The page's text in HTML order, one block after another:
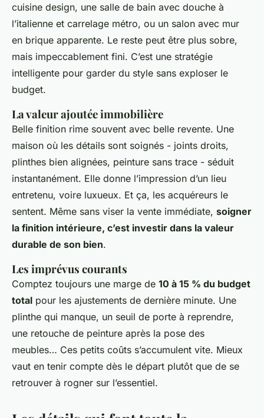
cuisine design, une salle de bain avec douche à
l’italienne et carrelage métro, ou un salon avec mur
en brique apparente. Le reste peut être plus sobre,
mais impeccablement fini. C’est une stratégie
intelligente pour garder du style sans exploser le
budget.
La valeur ajoutée immobilière
Belle finition rime souvent avec belle revente. Une
maison où les détails sont soignés - joints droits,
plinthes bien alignées, peinture sans trace - séduit
instantanément. Elle donne l’impression d’un lieu
entretenu, voire luxueux. Et ça, les acquéreurs le
sentent. Même sans viser la vente immédiate, soigner
la finition intérieure, c’est investir dans la valeur
durable de son bien.
Les imprévus courants
Comptez toujours une marge de 10 à 15 % du budget
total pour les ajustements de dernière minute. Une
plinthe qui manque, un seuil de porte à reprendre,
une retouche de peinture après la pose des
meubles… Ces petits coûts s’accumulent vite. Mieux
vaut en tenir compte dès le départ plutôt que de se
retrouver à rogner sur l’essentiel.